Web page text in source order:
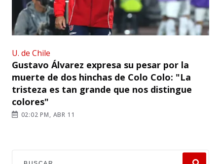
U. de Chile
Gustavo Álvarez expresa su pesar por la
muerte de dos hinchas de Colo Colo: "La
tristeza es tan grande que nos distingue
colores"
02:02 PM, ABR 11